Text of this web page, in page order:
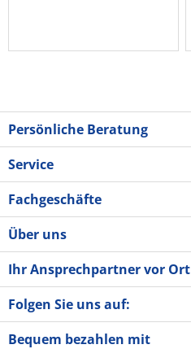
Persönliche Beratung
Service
Fachgeschäfte
Über uns
Ihr Ansprechpartner vor Ort
Folgen Sie uns auf:
Bequem bezahlen mit